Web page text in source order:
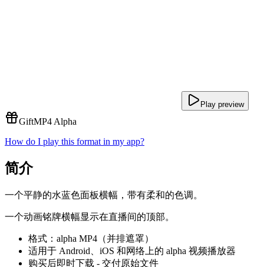
Play preview
GiftMP4 Alpha
How do I play this format in my app?
简介
一个平静的水蓝色面板横幅，带有柔和的色调。
一个动画铭牌横幅显示在直播间的顶部。
格式：alpha MP4（并排遮罩）
适用于 Android、iOS 和网络上的 alpha 视频播放器
购买后即时下载 - 交付原始文件